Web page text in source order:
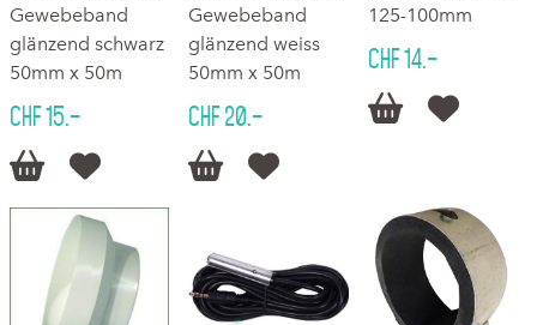
Gewebeband
glänzend schwarz
50mm x 50m
CHF 15.–
 
Gewebeband
glänzend weiss
50mm x 50m
CHF 20.–
 
125-100mm
CHF 14.–
 